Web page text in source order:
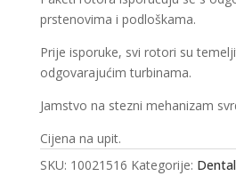
prstenovima i podloškama.
Prije isporuke, svi rotori su
odgovarajućim turbinama.
Jamstvo na stezni mehanizam
Cijena na upit.
SKU: 10021516 Kategorije: